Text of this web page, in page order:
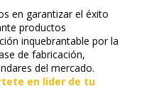
en garantizar el éxito
productos
inquebrantable por la
de fabricación,
del mercado.
en líder de tu